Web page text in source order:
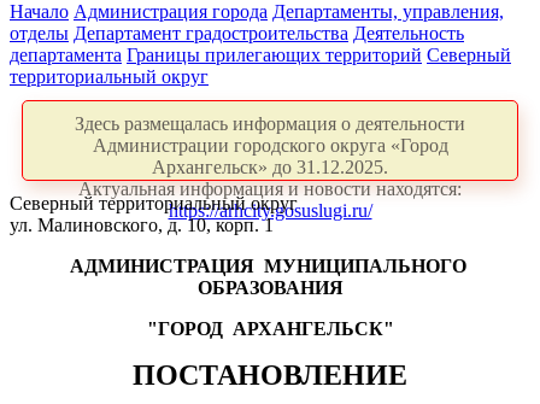
Начало Администрация города Департаменты, управления,
отделы Департамент градостроительства Деятельность
департамента Границы прилегающих территорий Северный
территориальный округ
Здесь размещалась информация о деятельности
Администрации городского округа «Город
Архангельск» до 31.12.2025.
Актуальная информация и новости находятся:
https://arhcity.gosuslugi.ru/
Северный территориальный округ
ул. Малиновского, д. 10, корп. 1
АДМИНИСТРАЦИЯ МУНИЦИПАЛЬНОГО
ОБРАЗОВАНИЯ
"ГОРОД АРХАНГЕЛЬСК"
ПОСТАНОВЛЕНИЕ